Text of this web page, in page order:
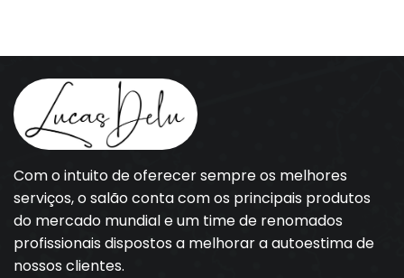
Com o intuito de oferecer sempre os melhores
serviços, o salão conta com os principais produtos
do mercado mundial e um time de renomados
profissionais dispostos a melhorar a autoestima de
nossos clientes.